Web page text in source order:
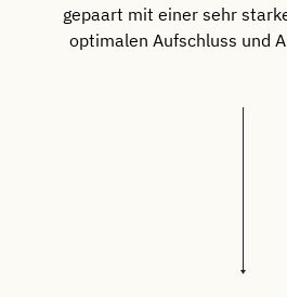
gepaart mit einer sehr
optimalen Aufschluss und